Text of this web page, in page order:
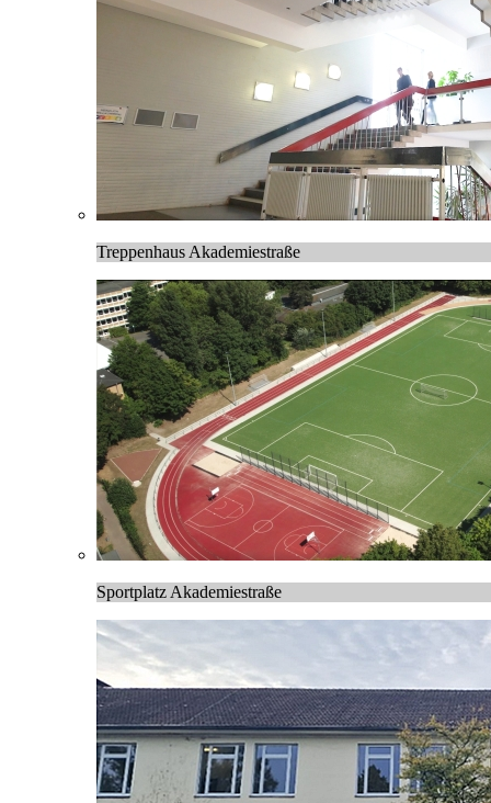
Treppenhaus Akademiestraße
Sportplatz Akademiestraße